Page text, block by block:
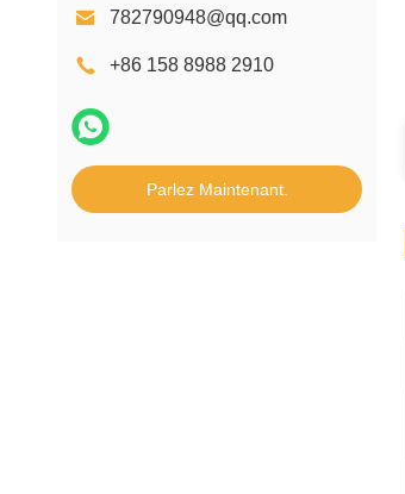
782790948@qq.com
+86 158 8988 2910
Parlez Maintenant.